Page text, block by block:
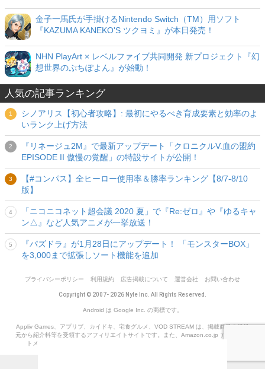
金子一馬氏が手掛けるNintendo Switch（TM）用ソフト
『KAZUMA KANEKO'S ツクヨミ』が本日発売！
NHN PlayArt × レベルファイブ共同開発 新プロジェクト『幻
想世界のぷちぽよん』が始動！
人気の記事ランキング
シノアリス【初心者攻略】: 最初にやるべき育成要素と効率のよ
いランク上げ方法
『リネージュ2M』で最新アップデート「クロニクルV.血の盟約
EPISODE II 傲慢の覚醒」の特設サイトが公開！
【#コンパス】全ヒーロー使用率＆勝率ランキング【8/7-8/10
版】
「ニコニコネット超会議 2020 夏」で『Re:ゼロ』や『ゆるキャ
ン△』など人気アニメが一挙放送！
『パズドラ』が1月28日にアップデート！ 「モンスターBOX」
を3,000まで拡張しソート機能を追加
プライバシーポリシー 利用規約 広告掲載について 運営会社 お問い合わせ
Copyright © 2007- 2026 Nyle Inc. All Rights Reserved.
Android は Google Inc. の商標です。
Appliv Games、アプリブ、カイドキ、宅食グルメ、VOD STREAM は、掲載商品の提供
元から紹介料等を受領するアフィリエイトサイトです。また、Amazon.co.jp アソシエイ
トメンバー として、Amazon.co.jp の宣伝リンクから紹介料を獲得しています。